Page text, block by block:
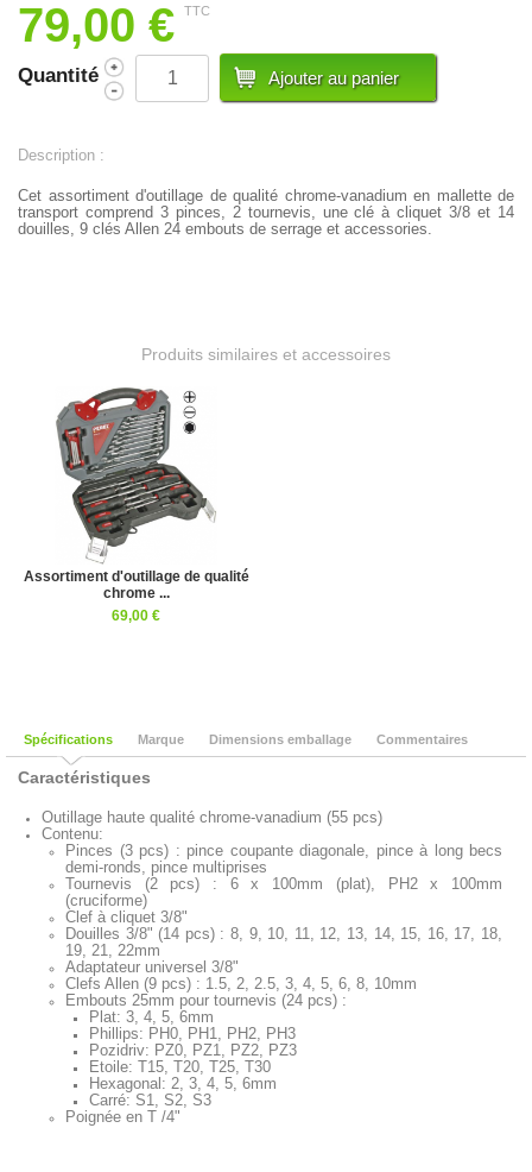
79,00 € TTC
Quantité
Description :
Cet assortiment d'outillage de qualité chrome-vanadium en mallette de
transport comprend 3 pinces, 2 tournevis, une clé à cliquet 3/8 et 14
douilles, 9 clés Allen 24 embouts de serrage et accessories.
Produits similaires et accessoires
Assortiment d'outillage de qualité
chrome ...
69,00 €
Spécifications Marque Dimensions emballage Commentaires
Caractéristiques
Outillage haute qualité chrome-vanadium (55 pcs)
Contenu:
Pinces (3 pcs) : pince coupante diagonale, pince à long becs
demi-ronds, pince multiprises
Tournevis (2 pcs) : 6 x 100mm (plat), PH2 x 100mm
(cruciforme)
Clef à cliquet 3/8"
Douilles 3/8" (14 pcs) : 8, 9, 10, 11, 12, 13, 14, 15, 16, 17, 18,
19, 21, 22mm
Adaptateur universel 3/8"
Clefs Allen (9 pcs) : 1.5, 2, 2.5, 3, 4, 5, 6, 8, 10mm
Embouts 25mm pour tournevis (24 pcs) :
Plat: 3, 4, 5, 6mm
Phillips: PH0, PH1, PH2, PH3
Pozidriv: PZ0, PZ1, PZ2, PZ3
Etoile: T15, T20, T25, T30
Hexagonal: 2, 3, 4, 5, 6mm
Carré: S1, S2, S3
Poignée en T /4"